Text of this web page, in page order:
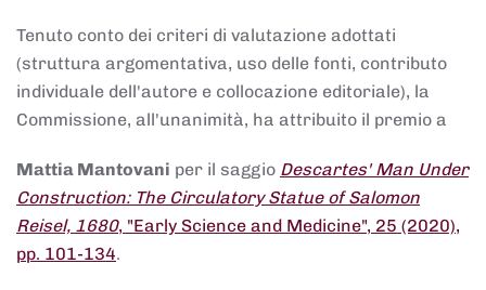
Tenuto conto dei criteri di valutazione adottati
(struttura argomentativa, uso delle fonti, contributo
individuale dell'autore e collocazione editoriale), la
Commissione, all'unanimità, ha attribuito il premio a
Mattia Mantovani per il saggio Descartes' Man Under
Construction: The Circulatory Statue of Salomon
Reisel, 1680, "Early Science and Medicine", 25 (2020),
pp. 101-134.